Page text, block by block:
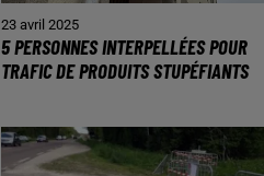
23 avril 2025
5 PERSONNES INTERPELLÉES POUR
TRAFIC DE PRODUITS STUPÉFIANTS